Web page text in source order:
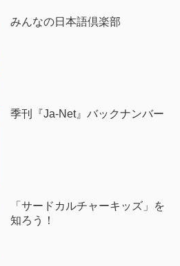
みんなの日本語倶楽部
季刊『Ja-Net』バックナンバー
「サードカルチャーキッズ」を
知ろう！